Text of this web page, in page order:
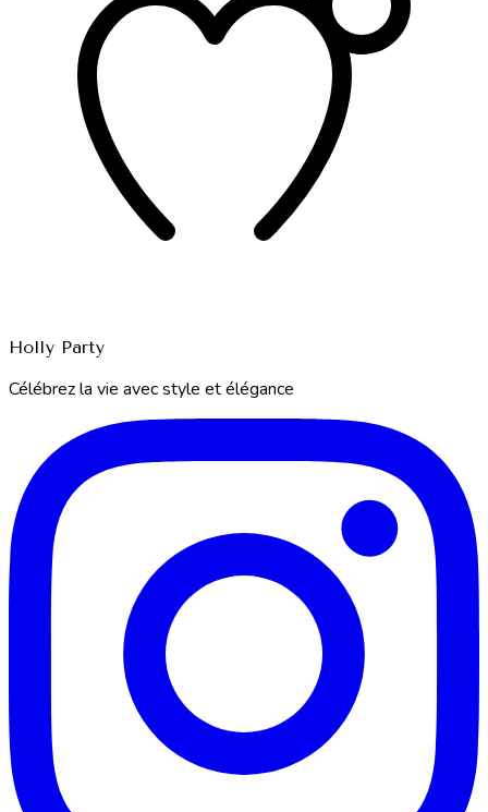
Holly Party
Célébrez la vie avec style et élégance